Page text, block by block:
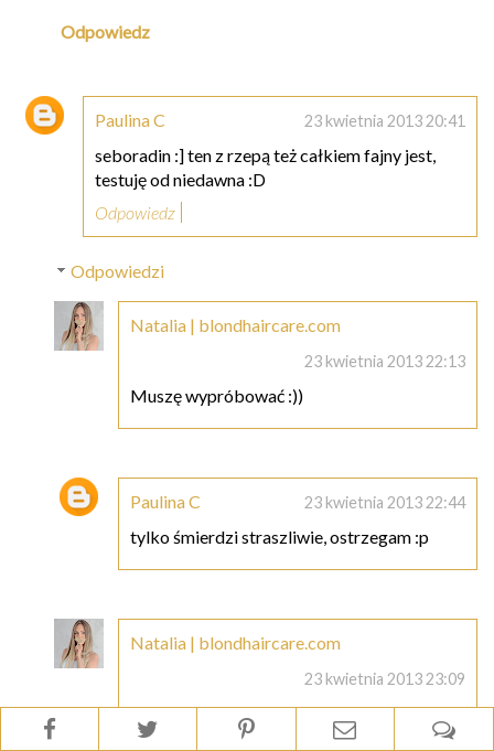
Odpowiedz
Paulina C 23 kwietnia 2013 20:41
seboradin :] ten z rzepą też całkiem fajny jest,
testuję od niedawna :D
Odpowiedz
Odpowiedzi
Natalia | blondhaircare.com
23 kwietnia 2013 22:13
Muszę wypróbować :))
Paulina C 23 kwietnia 2013 22:44
tylko śmierdzi straszliwie, ostrzegam :p
Natalia | blondhaircare.com
23 kwietnia 2013 23:09
Ten do suchych też nie pachnie zbyt pięknie
:) Po oleju z miodli indyjskiej już żaden